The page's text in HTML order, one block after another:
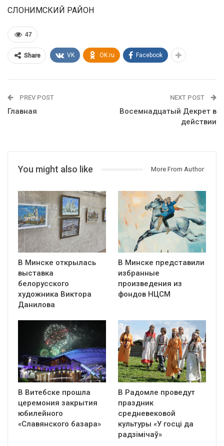
СЛОНИМСКИЙ РАЙОН
47
Share VK OK.ru Facebook
PREV POST
Главная
NEXT POST
Восемнадцатый Декрет в
действии
You might also like More From Author
В Минске открылась
выставка
белорусского
художника Виктора
Данилова
В Минске представили
избранные
произведения из
фондов НЦСМ
В Витебске прошла
церемония закрытия
юбилейного
«Славянского базара»
В Радомле проведут
праздник
средневековой
культуры «У госці да
радзімічаў»